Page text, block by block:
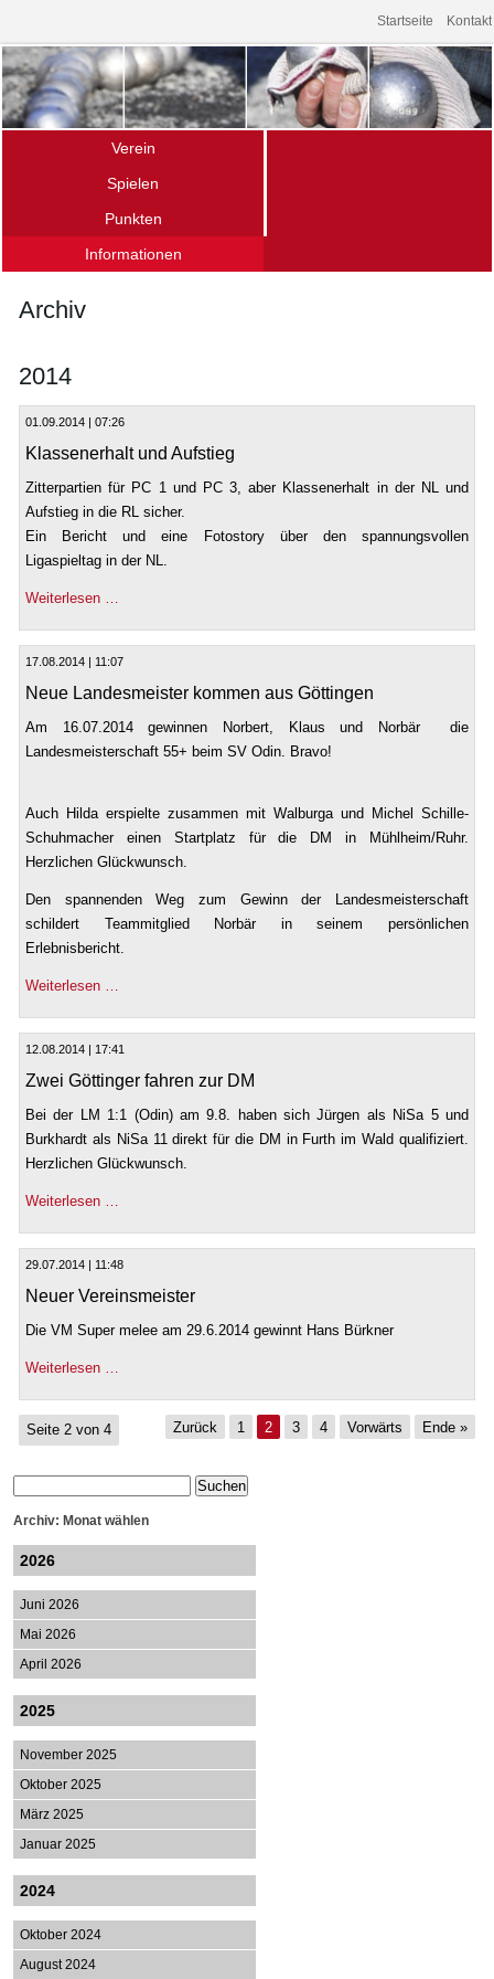
Startseite Kontakt
Verein
Über uns – die Fakten
Mitgliedschaft
Spielen
Spielen im Verein
Unser Spielort
Punkten
Ligamannschaften
Vereinsturniere
Informationen
Archiv
2014
01.09.2014 | 07:26
Klassenerhalt und Aufstieg
Zitterpartien für PC 1 und PC 3, aber Klassenerhalt in der NL und
Aufstieg in die RL sicher.
Ein Bericht und eine Fotostory über den spannungsvollen
Ligaspieltag in der NL.
Weiterlesen …
17.08.2014 | 11:07
Neue Landesmeister kommen aus Göttingen
Am 16.07.2014 gewinnen Norbert, Klaus und Norbär die
Landesmeisterschaft 55+ beim SV Odin. Bravo!
Auch Hilda erspielte zusammen mit Walburga und Michel Schille-
Schuhmacher einen Startplatz für die DM in Mühlheim/Ruhr.
Herzlichen Glückwunsch.
Den spannenden Weg zum Gewinn der Landesmeisterschaft
schildert Teammitglied Norbär in seinem persönlichen
Erlebnisbericht.
Weiterlesen …
12.08.2014 | 17:41
Zwei Göttinger fahren zur DM
Bei der LM 1:1 (Odin) am 9.8. haben sich Jürgen als NiSa 5 und
Burkhardt als NiSa 11 direkt für die DM in Furth im Wald qualifiziert.
Herzlichen Glückwunsch.
Weiterlesen …
29.07.2014 | 11:48
Neuer Vereinsmeister
Die VM Super melee am 29.6.2014 gewinnt Hans Bürkner
Weiterlesen …
Seite 2 von 4 Zurück 1 2 3 4 Vorwärts Ende »
Archiv: Monat wählen
2026
Juni 2026
Mai 2026
April 2026
2025
November 2025
Oktober 2025
März 2025
Januar 2025
2024
Oktober 2024
August 2024